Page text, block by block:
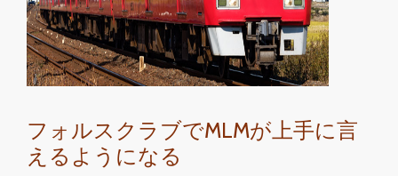
入
る
に
は
ォ
フォルスクラブでMLMが上手に言
えるようになる